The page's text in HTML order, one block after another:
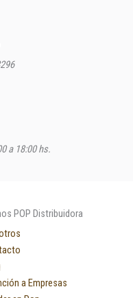
a 18:00 hs.
POP Distribuidora
a Empresas